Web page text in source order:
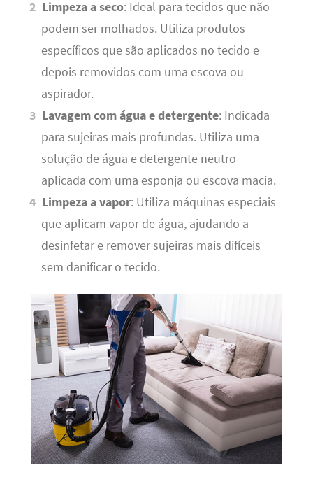
Limpeza a seco: Ideal para tecidos que não
podem ser molhados. Utiliza produtos
específicos que são aplicados no tecido e
depois removidos com uma escova ou
aspirador.
Lavagem com água e detergente: Indicada
para sujeiras mais profundas. Utiliza uma
solução de água e detergente neutro
aplicada com uma esponja ou escova macia.
Limpeza a vapor: Utiliza máquinas especiais
que aplicam vapor de água, ajudando a
desinfetar e remover sujeiras mais difíceis
sem danificar o tecido.